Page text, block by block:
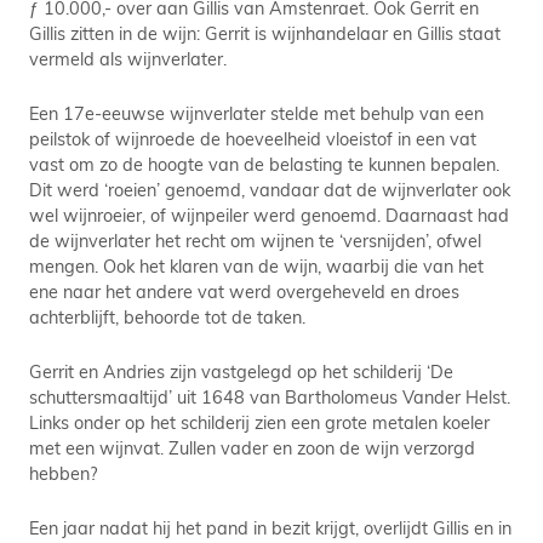
ƒ 10.000,- over aan Gillis van Amstenraet. Ook Gerrit en
Gillis zitten in de wijn: Gerrit is wijnhandelaar en Gillis staat
vermeld als wijnverlater.
Een 17e-eeuwse wijnverlater stelde met behulp van een
peilstok of wijnroede de hoeveelheid vloeistof in een vat
vast om zo de hoogte van de belasting te kunnen bepalen.
Dit werd ‘roeien’ genoemd, vandaar dat de wijnverlater ook
wel wijnroeier, of wijnpeiler werd genoemd. Daarnaast had
de wijnverlater het recht om wijnen te ‘versnijden’, ofwel
mengen. Ook het klaren van de wijn, waarbij die van het
ene naar het andere vat werd overgeheveld en droes
achterblijft, behoorde tot de taken.
Gerrit en Andries zijn vastgelegd op het schilderij ‘De
schuttersmaaltijd’ uit 1648 van Bartholomeus Vander Helst.
Links onder op het schilderij zien een grote metalen koeler
met een wijnvat. Zullen vader en zoon de wijn verzorgd
hebben?
Een jaar nadat hij het pand in bezit krijgt, overlijdt Gillis en in